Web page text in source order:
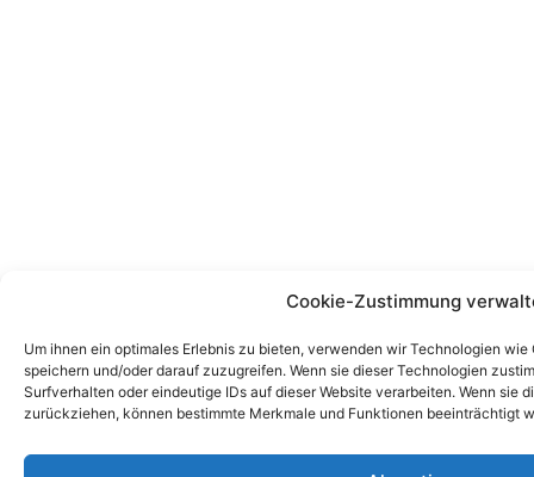
Cookie-Zustimmung
Um ihnen ein optimales Erlebnis zu bieten, verwenden wir Technologien
speichern und/oder darauf zuzugreifen. Wenn sie dieser Technologien
Surfverhalten oder eindeutige IDs auf dieser Website verarbeiten. Wenn sie
zurückziehen, können bestimmte Merkmale und Funktionen beeinträchtigt